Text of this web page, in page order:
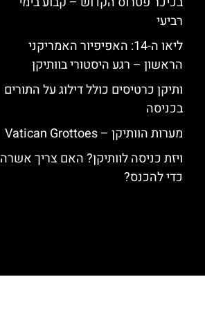
רביעי
ליאו ה-14: האפיפיור האמריקני
הראשון – רגע היסטורי בוותיקן
ותיקן כרטיסים כולל דילוג על התורים
בכניסה
מערות הוותיקן – Vatican Grottoes
ויזת כניסה לוותיקן? האם צריך אשרה
כדי להכנס?